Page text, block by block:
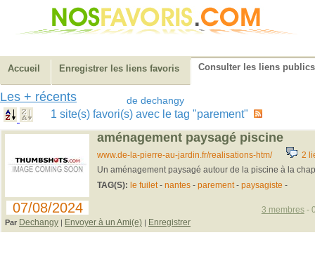
Accueil Enregistrer les liens favoris Consulter les liens publics
Les + récents de dechangy
1 site(s) favori(s) avec le tag "parement"
07/08/2024
aménagement paysagé piscine
www.de-la-pierre-au-jardin.fr/realisations-htm/ 2
Un aménagement paysagé autour de la piscine à la
TAG(S): le fuilet- nantes- parement- paysagiste -
Par Dechangy | Envoyer à un Ami(e) | Enregistrer
3 membres-